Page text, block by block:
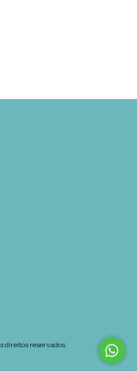
direitos reservados.